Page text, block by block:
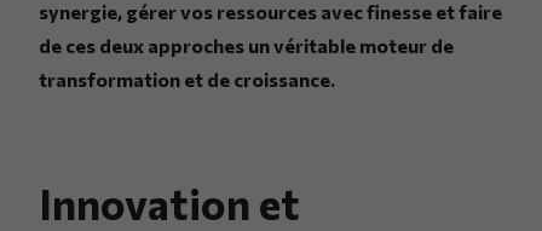
synergie, gérer vos ressources avec finesse et faire
de ces deux approches un véritable moteur de
transformation et de croissance.
Innovation et